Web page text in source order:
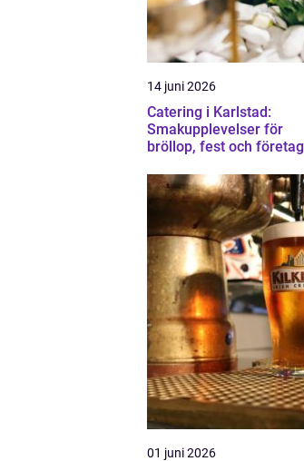
14 juni 2026
Catering i Karlstad:
Smakupplevelser för
bröllop, fest och företag
01 juni 2026